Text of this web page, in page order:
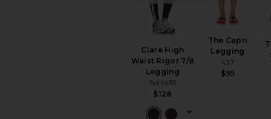
Clare High
Waist Rigor 7/8
Legging
Splits59
$128
The Capri
Legging
437
$95